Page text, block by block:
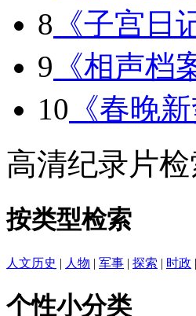
8 《子宫日
9 《相声档
10 《春晚
高清纪录片检
按类型检索
人文历史 | 人物 | 军事 | 探索 | 时政 |
个性小分类